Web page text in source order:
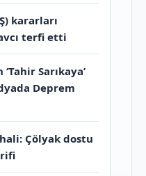
kararları
terfi etti
Sarıkaya’
Deprem
Çölyak dostu